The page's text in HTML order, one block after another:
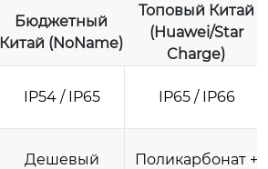
Бюджетный
Китай (NoName)
Топовый Китай
(Huawei/Star
Charge)
IP54 / IP65 IP65 / IP66
Дешевый
Поликарбонат +